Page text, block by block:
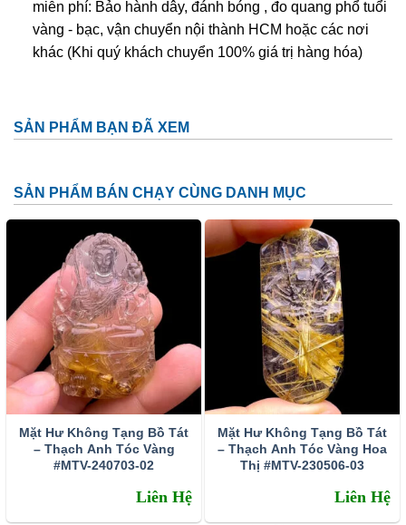
Hư Không Tạng Bồ Tát
Ý NGHĨA khi sử dụng phật bản mệnh Hư Không Tạng
Bồ Tát
Phật độ mệnh không phân biệt giàu nghèo, giới tính
♀♂, tuổi tác.
Bố mẹ nên đeo Phật Độ Mệnh cho con cái được sức
miễn phí: Bảo hành dây, đánh bóng , đo quang phổ tuổi
vàng - bạc, vận chuyển nội thành HCM hoặc các nơi
khác (Khi quý khách chuyển 100% giá trị hàng hóa)
SẢN PHẨM BẠN ĐÃ XEM
SẢN PHẨM BÁN CHẠY CÙNG DANH MỤC
Mặt Hư Không Tạng Bồ Tát
– Thạch Anh Tóc Vàng
#MTV-240703-02
Liên Hệ
Mặt Hư Không Tạng Bồ Tát
– Thạch Anh Tóc Vàng Hoa
Thị #MTV-230506-03
Liên Hệ